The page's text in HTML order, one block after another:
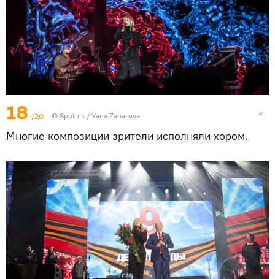
18 /20 © Sputnik / Yana Zaharova
Многие композиции зрители исполняли хором.